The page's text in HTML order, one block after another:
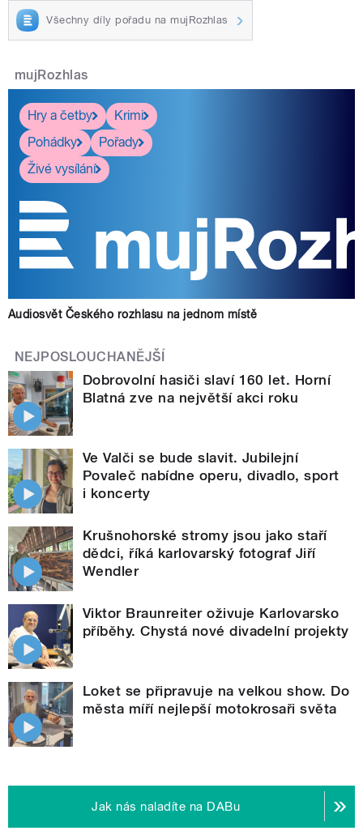
Všechny díly pořadu na mujRozhlas
mujRozhlas
Hry a četby
Krimi
Pohádky
Pořady
Živé vysílání
Audiosvět Českého rozhlasu na jednom místě
NEJPOSLOUCHANĚJŠÍ
Dobrovolní hasiči slaví 160 let. Horní
Blatná zve na největší akci roku
Ve Valči se bude slavit. Jubilejní
Povaleč nabídne operu, divadlo, sport
i koncerty
Krušnohorské stromy jsou jako staří
dědci, říká karlovarský fotograf Jiří
Wendler
Viktor Braunreiter oživuje Karlovarsko
příběhy. Chystá nové divadelní projekty
Loket se připravuje na velkou show. Do
města míří nejlepší motokrosaři světa
Jak nás naladíte na DABu